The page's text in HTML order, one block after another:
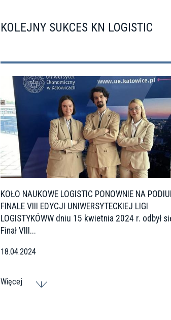
KOLEJNY SUKCES KN LOGISTIC
KOŁO NAUKOWE LOGISTIC PONOWNIE NA
FINALE VIII EDYCJI UNIWERSYTECKIEJ LIGI
LOGISTYKÓWW dniu 15 kwietnia 2024 r. odbył
Finał VIII...
18.04.2024
Więcej